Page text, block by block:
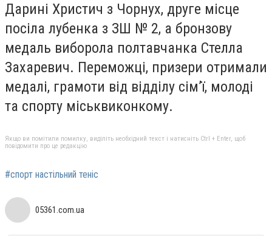
Дарині Христич з Чорнух, друге місце
посіла лубенка з ЗШ № 2, а бронзову
медаль виборола полтавчанка Стелла
Захаревич. Переможці, призери отримали
медалі, грамоти від відділу сім’ї, молоді
та спорту міськвиконкому.
Якщо ви помітили помилку, виділіть необхідний текст і натисніть Ctrl + Enter, щоб
повідомити про це редакцію
#спорт настільний теніс
05361.com.ua